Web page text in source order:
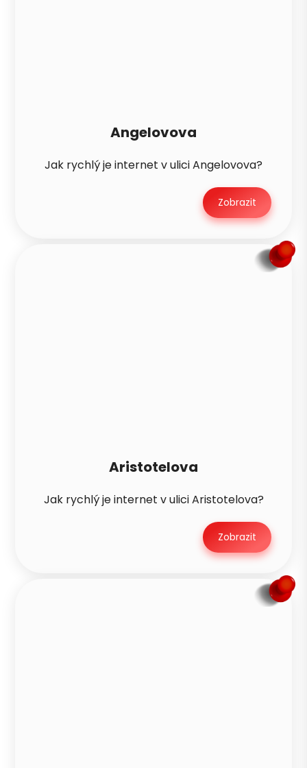
Angelovova
Jak rychlý je internet v ulici Angelovova?
Zobrazit
Aristotelova
Jak rychlý je internet v ulici Aristotelova?
Zobrazit